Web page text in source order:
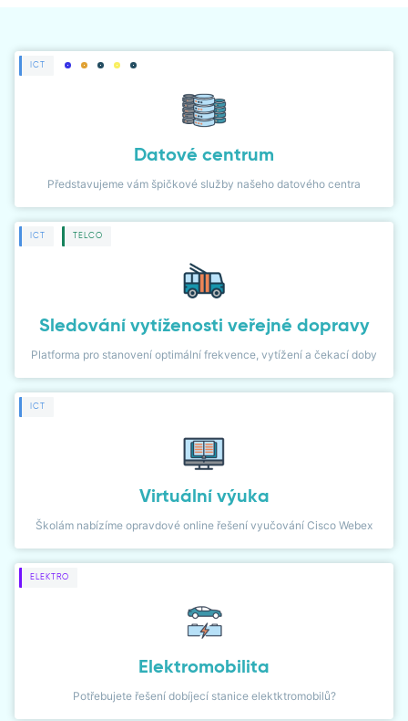
LIDÉ
WIKI
KLIENTSKÁ ZÓNA
ICT
Datové centrum
Představujeme vám špičkové služby našeho datového centra
ICT TELCO
Sledování vytíženosti veřejné dopravy
Platforma pro stanovení optimální frekvence, vytížení a čekací doby
ICT
Virtuální výuka
Školám nabízíme opravdové online řešení vyučování Cisco Webex
ELEKTRO
Elektromobilita
Potřebujete řešení dobíjecí stanice elektktromobilů?